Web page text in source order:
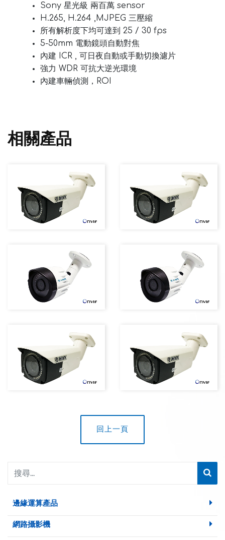
Sony 星光級 兩百萬 sensor
H.265, H.264 ,MJPEG 三壓縮
所有解析度下均可達到 25 / 30 fps
5-50mm 電動鏡頭自動對焦
內建 ICR , 可日夜自動或手動切換濾片
強力 WDR 可抗大逆光環境
內建車輛偵測，ROI
相關產品
回上一頁
邊緣運算產品
網路攝影機